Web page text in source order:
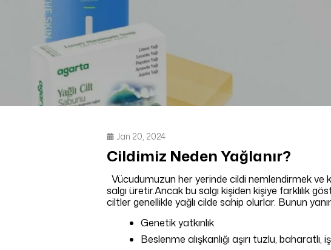
Jan 20, 2024
Cildimiz Neden Yağlanır?
Vücudumuzun her yerinde cildi nemlendirmek ve
salgı üretir.Ancak bu salgı kişiden kişiye farklılık
ciltler genellikle yağlı cilde sahip olurlar. Bunun
Genetik yatkınlık
Beslenme alışkanlığı aşırı tuzlu,